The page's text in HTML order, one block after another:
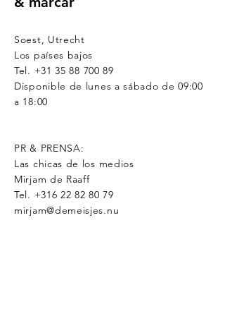
Soest, Utrecht
Los países bajos
Tel. +31 35 88 700 89
Disponible de lunes a sábado de 09:00
a 18:00
PR & PRENSA:
Las chicas de los medios
Mirjam de Raaff
Tel. +316 22 82 80 79
mirjam@demeisjes.nu